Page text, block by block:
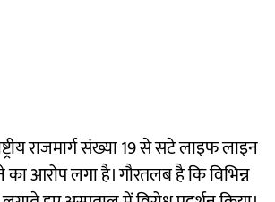
राजमार्ग संख्या 19 से सटे लाइफ लाइन
आरोप लगा है। गौरतलब है कि विभिन्न